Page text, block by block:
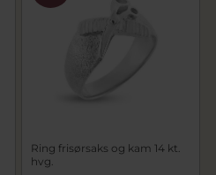
Ring frisørsaks og kam 14 kt.
hvg.